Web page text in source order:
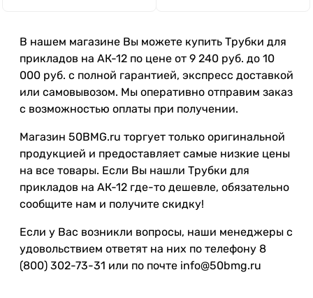
В нашем магазине Вы можете купить Трубки для
прикладов на АК-12 по цене от 9 240 руб. до 10
000 руб. с полной гарантией, экспресс доставкой
или самовывозом. Мы оперативно отправим заказ
с возможностью оплаты при получении.
Магазин 50BMG.ru торгует только оригинальной
продукцией и предоставляет самые низкие цены
на все товары. Если Вы нашли Трубки для
прикладов на АК-12 где-то дешевле, обязательно
сообщите нам и получите скидку!
Если у Вас возникли вопросы, наши менеджеры с
удовольствием ответят на них по телефону 8
(800) 302-73-31 или по почте info@50bmg.ru